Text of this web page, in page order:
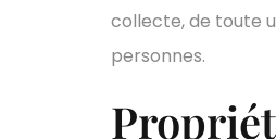
collecte, de toute
personnes.